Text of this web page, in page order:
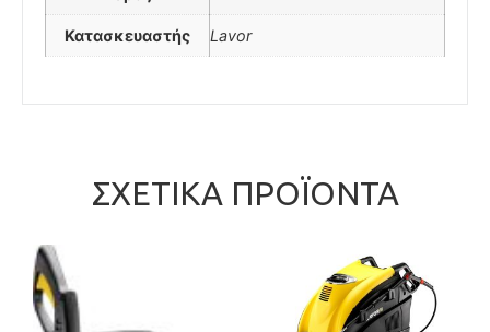
Κατασκευαστής Lavor
ΣΧΕΤΙΚΆ ΠΡΟΪΌΝΤΑ